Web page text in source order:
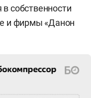
собственности
и фирмы «Данон